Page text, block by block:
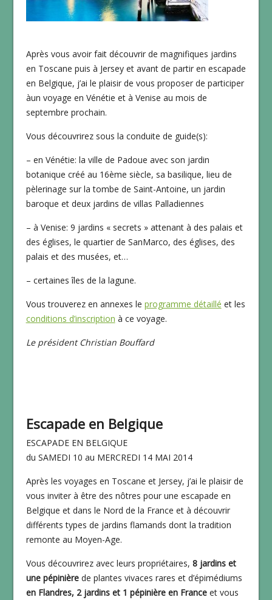
Après vous avoir fait découvrir de magnifiques jardins
en Toscane puis à Jersey et avant de partir en escapade
en Belgique, j’ai le plaisir de vous proposer de participer
àun voyage en Vénétie et à Venise au mois de
septembre prochain.
Vous découvrirez sous la conduite de guide(s):
– en Vénétie: la ville de Padoue avec son jardin
botanique créé au 16ème siècle, sa basilique, lieu de
pèlerinage sur la tombe de Saint-Antoine, un jardin
baroque et deux jardins de villas Palladiennes
– à Venise: 9 jardins « secrets » attenant à des palais et
des églises, le quartier de SanMarco, des églises, des
palais et des musées, et…
– certaines îles de la lagune.
Vous trouverez en annexes le programme détaillé et les
conditions d’inscription à ce voyage.
Le président Christian Bouffard
Escapade en Belgique
ESCAPADE EN BELGIQUE
du SAMEDI 10 au MERCREDI 14 MAI 2014
Après les voyages en Toscane et Jersey, j’ai le plaisir de
vous inviter à être des nôtres pour une escapade en
Belgique et dans le Nord de la France et à découvrir
différents types de jardins flamands dont la tradition
remonte au Moyen-Age.
Vous découvrirez avec leurs propriétaires, 8 jardins et
une pépinièrede plantes vivaces rares et d’épimédiums
en Flandres, 2 jardins et 1 pépinière en Franceet vous